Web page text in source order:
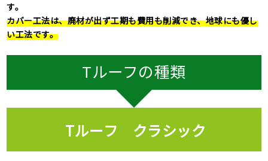
す。
カバー工法は、廃材が出ず工期も費用も削減でき、地球にも優し
い工法です。
Tルーフの種類
Tルーフ クラシック